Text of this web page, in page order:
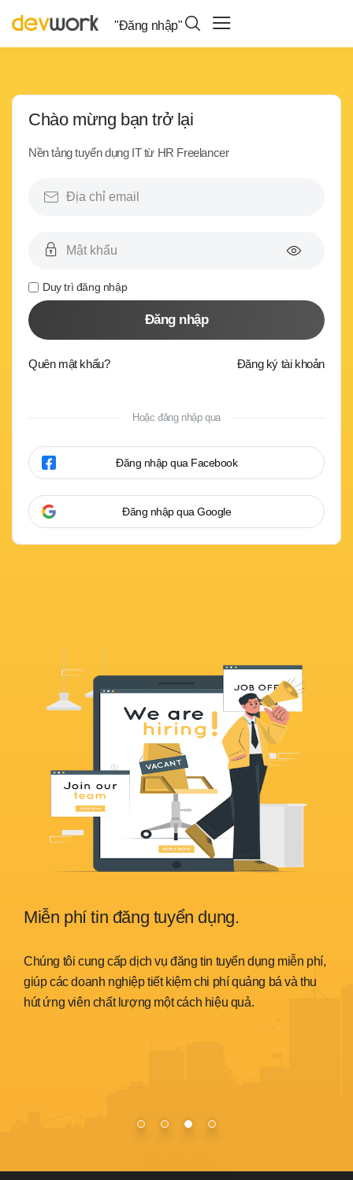
"Đăng nhập"
Miễn phí tin đăng tuyển dụng.
Chúng tôi cung cấp dịch vụ đăng tin tuyển dụng miễn phí,
giúp các doanh nghiệp tiết kiệm chi phí quảng bá và thu
hút ứng viên chất lượng một cách hiệu quả.
Chào mừng bạn trở lại
Nền tảng tuyển dụng IT từ HR Freelancer
Duy trì đăng nhập
Đăng nhập
Quên mật khẩu? Đăng ký tài khoản
Hoặc đăng nhập qua
Đăng nhập qua Facebook
Đăng nhập qua Google